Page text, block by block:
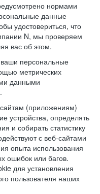
нормами
данные
удостовериться, что
N, мы проверяем
вас об этом.
персональные
метрических
данными
(приложениям)
устройства, определять
и собирать статистику
с веб-сайтами
опыта использования
ошибок или багов.
для установления
пользователя наших